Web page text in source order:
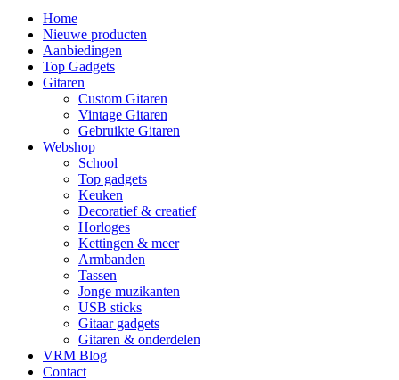
Home
Nieuwe producten
Aanbiedingen
Top Gadgets
Gitaren
Custom Gitaren
Vintage Gitaren
Gebruikte Gitaren
Webshop
School
Top gadgets
Keuken
Decoratief & creatief
Horloges
Kettingen & meer
Armbanden
Tassen
Jonge muzikanten
USB sticks
Gitaar gadgets
Gitaren & onderdelen
VRM Blog
Contact